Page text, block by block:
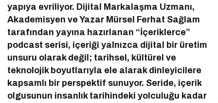
yapıya evriliyor. Dijital Markalaşma Uzmanı,
Akademisyen ve Yazar Mürsel Ferhat Sağlam
tarafından yayına hazırlanan “İçeriklerce”
podcast serisi, içeriği yalnızca dijital bir üretim
unsuru olarak değil; tarihsel, kültürel ve
teknolojik boyutlarıyla ele alarak dinleyicilere
kapsamlı bir perspektif sunuyor. Seride, içerik
olgusunun insanlık tarihindeki yolculuğu kadar